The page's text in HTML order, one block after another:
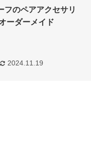
フのペアアクセサリ
ーダーメイド
2024.11.19